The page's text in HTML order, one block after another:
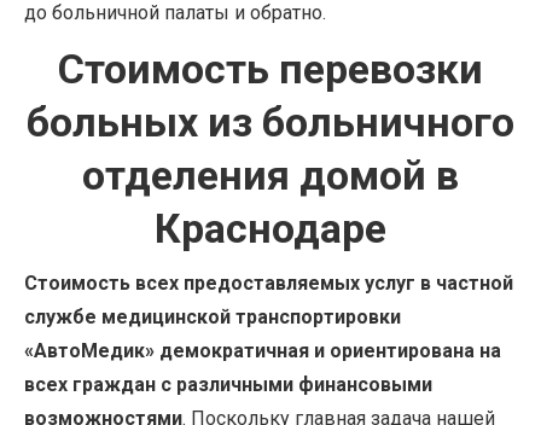
до больничной палаты и обратно.
Стоимость перевозки
больных из больничного
отделения домой в
Краснодаре
Стоимость всех предоставляемых услуг в частной
службе медицинской транспортировки
«АвтоМедик» демократичная и ориентирована на
всех граждан с различными финансовыми
возможностями. Поскольку главная задача нашей